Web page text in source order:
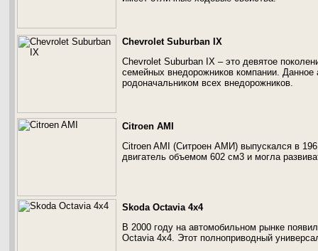
Chevrolet Suburban IX
Chevrolet Suburban IX – это девятое
семейных внедорожников компании. Данное
родоначальником всех внедорожников.
Citroen AMI
Citroen AMI (Ситроен АМИ) выпускался в
двигатель объемом 602 см3 и могла
Skoda Octavia 4x4
В 2000 году на автомобильном рынке
Octavia 4x4. Этот полноприводный